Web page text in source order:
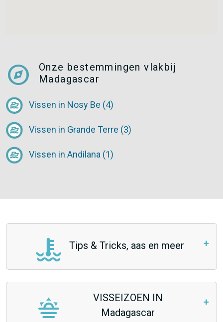
explore
Onze bestemmingen vlakbij
Madagascar
Vissen in Nosy Be (4)
Vissen in Grande Terre (3)
Vissen in Andilana (1)
Tips & Tricks, aas en meer
VISSEIZOEN IN
Madagascar